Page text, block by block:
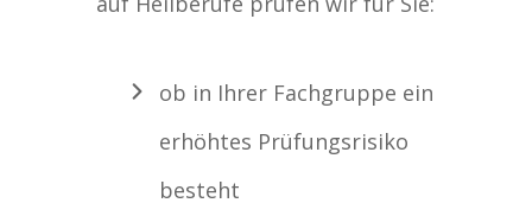
ob in Ihrer Fachgruppe ein
erhöhtes Prüfungsrisiko
besteht